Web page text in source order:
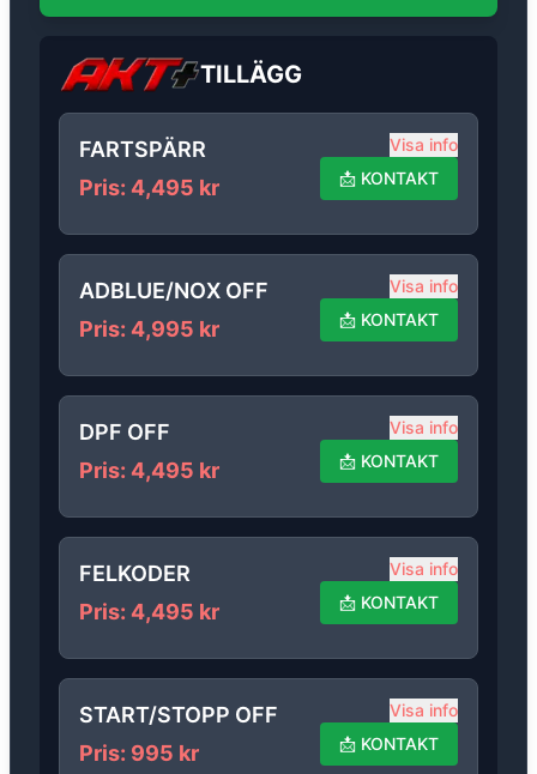
TILLÄGG
FARTSPÄRR
Pris: 4,495 kr
Visa info
📩 KONTAKT
ADBLUE/NOX OFF
Pris: 4,995 kr
Visa info
📩 KONTAKT
DPF OFF
Pris: 4,495 kr
Visa info
📩 KONTAKT
FELKODER
Pris: 4,495 kr
Visa info
📩 KONTAKT
START/STOPP OFF
Pris: 995 kr
Visa info
📩 KONTAKT